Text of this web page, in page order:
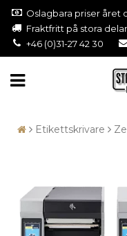
Oslagbara priser året
Fraktfritt på stora
+46 (0)31-27 42 30
Etikettskrivare